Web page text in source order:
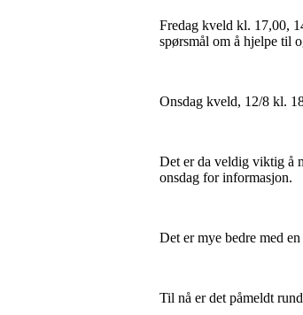
Fredag kveld kl. 17,00,
spørsmål om å hjelpe til
Onsdag kveld, 12/8 kl.
Det er da veldig viktig å
onsdag for informasjon.
Det er mye bedre med
Til nå er det påmeldt